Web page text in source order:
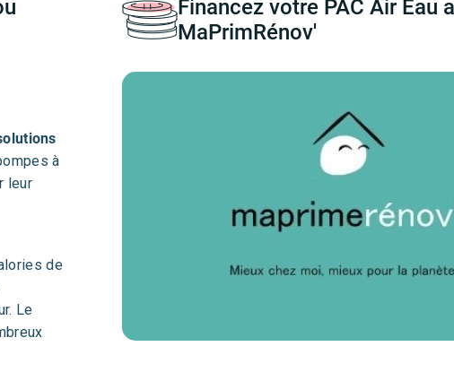
à
leur
de
Le
Financez votre PAC Air Eau
MaPrimRénov'